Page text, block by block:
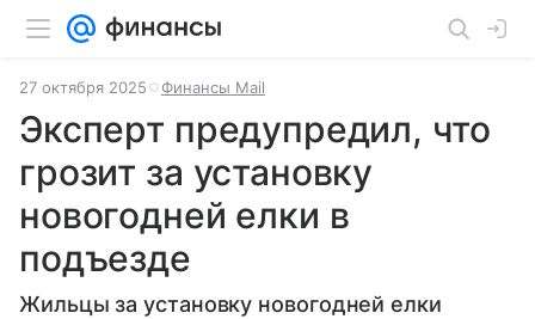
27 октября 2025 Финансы Mail
Эксперт предупредил, что
грозит за установку
новогодней елки в
подъезде
Жильцы за установку новогодней елки